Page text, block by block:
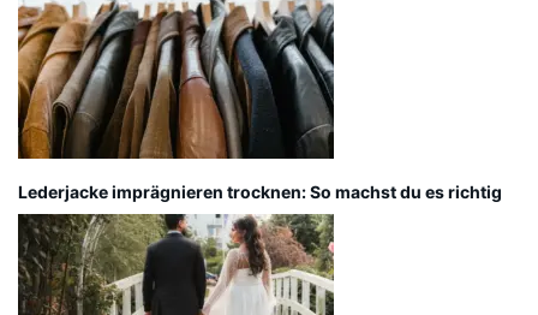
Lederjacke imprägnieren trocknen: So machst du es richtig